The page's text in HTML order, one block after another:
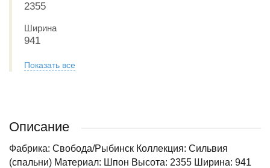
2355
Ширина
941
Показать все
Описание
Фабрика: Свобода/Рыбинск Коллекция: Сильвия
(спальни) Материал: Шпон Высота: 2355 Ширина: 941